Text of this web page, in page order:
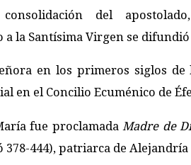
del
a la Santísima Virgen se
en los primeros siglos
en el Concilio Ecuménico de
fue proclamada Madre de
444), patriarca de